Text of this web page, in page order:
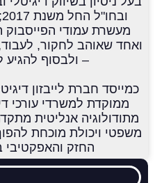
מעשרת עמודי הפייסבוק
ואחד שאוהב לחקור,
– ולבסוף להגיע
כמייסד חברת לייבזון
ממוקדת למשרדי עורכי
מתודולוגיה אנליטית
משפטי ויכולת מוכחת
החזק והאפקטיבי